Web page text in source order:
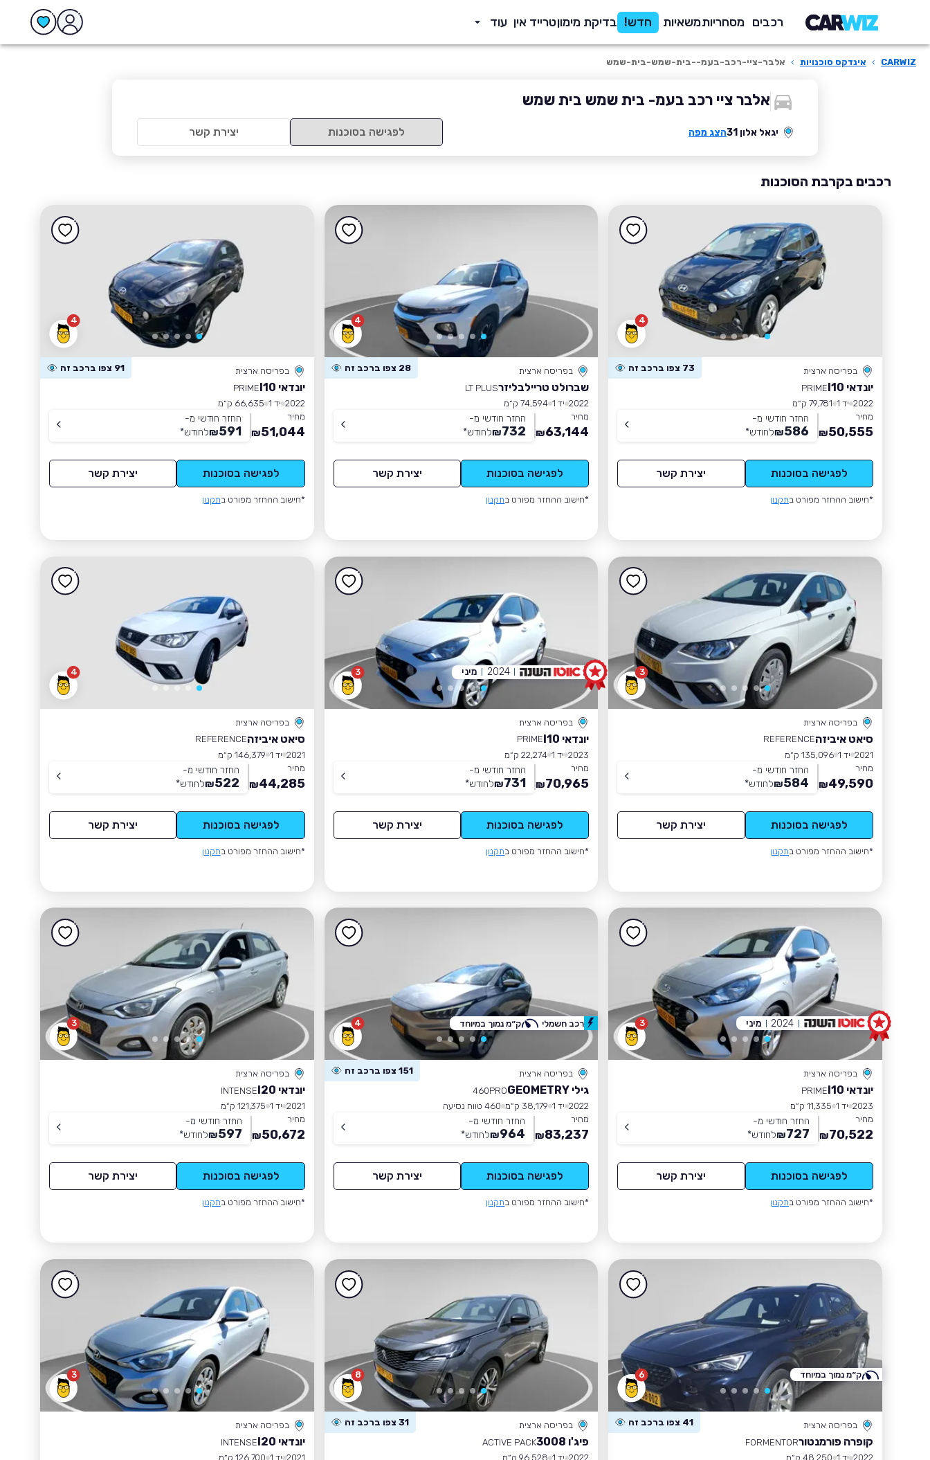
רכבים מסחריותמשאיות חדש! בדיקת מימוןטרייד אין עוד
CARWIZ
› אינדקס סוכנויות › אלבר-ציי-רכב-בעמ--בית-שמש-בית-שמש
אלבר ציי רכב בעמ- בית שמש בית שמש
יגאל אלון 31 הצג מפה לפגישה בסוכנות יצירת קשר
רכבים בקרבת הסוכנות
4
בפריסה ארצית 73 צפו ברכב זה
יונדאי I10
PRIME
2022 יד 1
79,781 ק״מ
מחיר
50,555
₪
החזר חודשי מ-
586
₪לחודש*
לפגישה בסוכנות יצירת קשר
*חישוב ההחזר מפורט בתקנון
4
בפריסה ארצית 28 צפו ברכב זה
שברולט טריילבליזרLT PLUS
2022 יד 1
74,594 ק״מ
מחיר
63,144
₪
החזר חודשי מ-
732
₪לחודש*
לפגישה בסוכנות יצירת קשר
*חישוב ההחזר מפורט בתקנון
4
בפריסה ארצית 91 צפו ברכב זה
יונדאי I10
PRIME
2022 יד 1
66,635 ק״מ
מחיר
51,044
₪
החזר חודשי מ-
591
₪לחודש*
לפגישה בסוכנות יצירת קשר
*חישוב ההחזר מפורט בתקנון
3
בפריסה ארצית
סיאט איביזהREFERENCE
2021 יד 1
135,096 ק״מ
מחיר
49,590
₪
החזר חודשי מ-
584
₪לחודש*
לפגישה בסוכנות יצירת קשר
*חישוב ההחזר מפורט בתקנון
3
בפריסה ארצית
יונדאי I10
PRIME
2023 יד 1
22,274 ק״מ
מחיר
70,965
₪
החזר חודשי מ-
731
₪לחודש*
לפגישה בסוכנות יצירת קשר
*חישוב ההחזר מפורט בתקנון
2024 מיני 4
בפריסה ארצית
סיאט איביזהREFERENCE
2021 יד 1
146,379 ק״מ
מחיר
44,285
₪
החזר חודשי מ-
522
₪לחודש*
לפגישה בסוכנות יצירת קשר
*חישוב ההחזר מפורט בתקנון
3
בפריסה ארצית
יונדאי I10
PRIME
2023 יד 1
11,335 ק״מ
מחיר
70,522
₪
החזר חודשי מ-
727
₪לחודש*
לפגישה בסוכנות יצירת קשר
*חישוב ההחזר מפורט בתקנון
2024 מיני 4
בפריסה ארצית 151 צפו ברכב זה
גילי GEOMETRY
460PRO
2022 יד 1 38,179 ק״מ
460 טווח נסיעה
מחיר
83,237
₪
החזר חודשי מ-
964
₪לחודש*
לפגישה בסוכנות יצירת קשר
*חישוב ההחזר מפורט בתקנון
רכב חשמלי ק״מ נמוך במיוחד 3
בפריסה ארצית
יונדאי I20
INTENSE
2021 יד 1
121,375 ק״מ
מחיר
50,672
₪
החזר חודשי מ-
597
₪לחודש*
לפגישה בסוכנות יצירת קשר
*חישוב ההחזר מפורט בתקנון
6
בפריסה ארצית 41 צפו ברכב זה
קופרה פורמנטורFORMENTOR
2022 יד 1
48,250 ק״מ
ק״מ נמוך במיוחד 8
בפריסה ארצית 31 צפו ברכב זה
פיג'ו 3008
ACTIVE PACK
2022 יד 1
96,528 ק״מ
3
בפריסה ארצית
יונדאי I20
INTENSE
2021 יד 1
126,700 ק״מ